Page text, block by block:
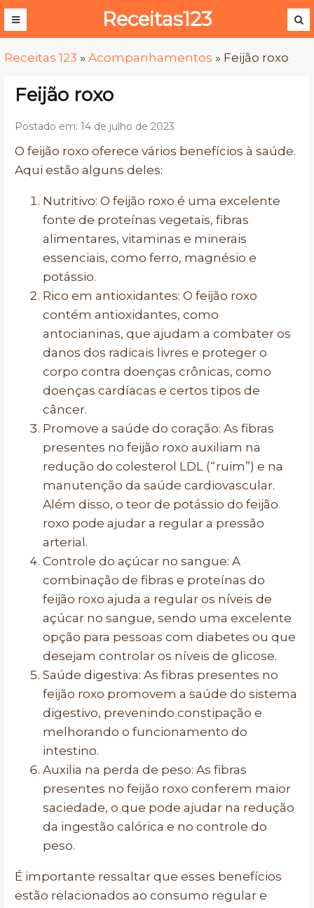
Receitas123
Receitas 123 » Acompanhamentos » Feijão roxo
Feijão roxo
Postado em: 14 de julho de 2023
O feijão roxo oferece vários benefícios à saúde.
Aqui estão alguns deles:
Nutritivo: O feijão roxo é uma excelente
fonte de proteínas vegetais, fibras
alimentares, vitaminas e minerais
essenciais, como ferro, magnésio e
potássio.
Rico em antioxidantes: O feijão roxo
contém antioxidantes, como
antocianinas, que ajudam a combater os
danos dos radicais livres e proteger o
corpo contra doenças crônicas, como
doenças cardíacas e certos tipos de
câncer.
Promove a saúde do coração: As fibras
presentes no feijão roxo auxiliam na
redução do colesterol LDL (“ruim”) e na
manutenção da saúde cardiovascular.
Além disso, o teor de potássio do feijão
roxo pode ajudar a regular a pressão
arterial.
Controle do açúcar no sangue: A
combinação de fibras e proteínas do
feijão roxo ajuda a regular os níveis de
açúcar no sangue, sendo uma excelente
opção para pessoas com diabetes ou que
desejam controlar os níveis de glicose.
Saúde digestiva: As fibras presentes no
feijão roxo promovem a saúde do sistema
digestivo, prevenindo constipação e
melhorando o funcionamento do
intestino.
Auxilia na perda de peso: As fibras
presentes no feijão roxo conferem maior
saciedade, o que pode ajudar na redução
da ingestão calórica e no controle do
peso.
É importante ressaltar que esses benefícios
estão relacionados ao consumo regular e